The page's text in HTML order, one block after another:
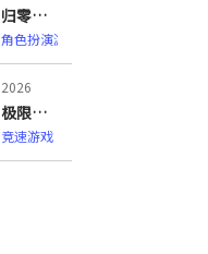
归零巡礼：亡谍镇魂曲（ZERO PARADES: For Dead Spies）
角色扮演游戏
2026
极限竞速：地平线6（Forza Horizon 6）
竞速游戏